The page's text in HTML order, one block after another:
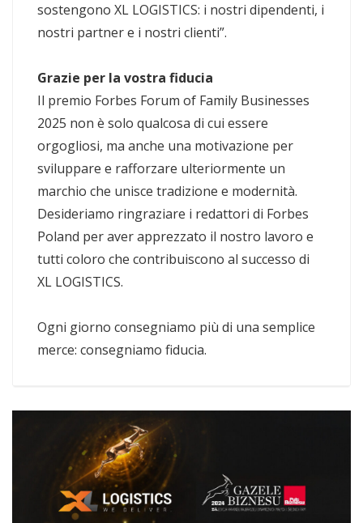
sostengono XL LOGISTICS: i nostri dipendenti, i
nostri partner e i nostri clienti”.
Grazie per la vostra fiducia
Il premio Forbes Forum of Family Businesses
2025 non è solo qualcosa di cui essere
orgogliosi, ma anche una motivazione per
sviluppare e rafforzare ulteriormente un
marchio che unisce tradizione e modernità.
Desideriamo ringraziare i redattori di Forbes
Poland per aver apprezzato il nostro lavoro e
tutti coloro che contribuiscono al successo di
XL LOGISTICS.
Ogni giorno consegniamo più di una semplice
merce: consegniamo fiducia.